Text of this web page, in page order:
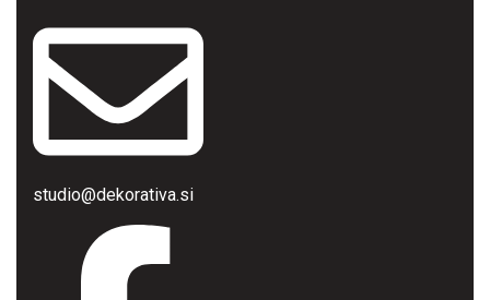
studio@dekorativa.si